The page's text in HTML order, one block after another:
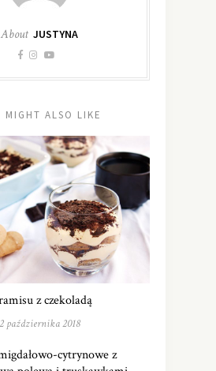
About JUSTYNA
MIGHT ALSO LIKE
z czekoladą
2 października 2018
cytrynowe z